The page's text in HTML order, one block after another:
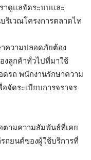
าดูแลจัดระบบและ
ริเวณโครงการตลาดไท
ความปลอดภัยต้อง
งลูกค้าทั่วไปที่มาใช้
รถ พนักงานรักษาความ
จัดระเบียบการจราจร
ตามความสัมพันธ์ที่เคย
ถยนต์ของผู้ใช้บริการที่